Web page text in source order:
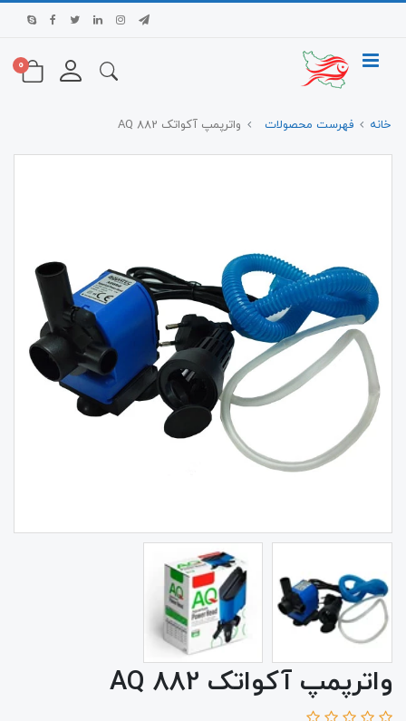
0
خانه فهرست محصولات واترپمپ آکواتک AQ 882
واترپمپ آکواتک AQ 882